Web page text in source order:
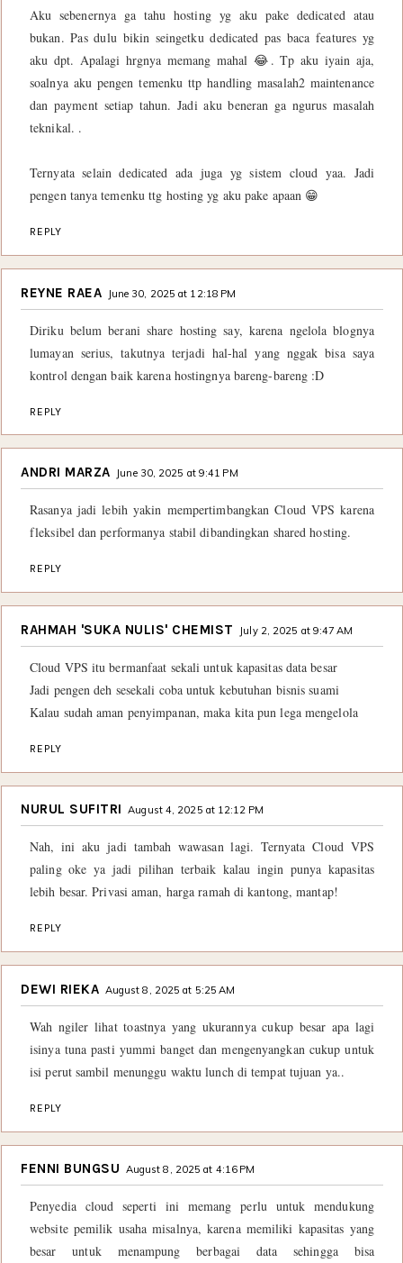
Aku sebenernya ga tahu hosting yg aku pake dedicated atau
bukan. Pas dulu bikin seingetku dedicated pas baca features yg
aku dpt. Apalagi hrgnya memang mahal 😂. Tp aku iyain aja,
soalnya aku pengen temenku ttp handling masalah2 maintenance
dan payment setiap tahun. Jadi aku beneran ga ngurus masalah
teknikal. .
Ternyata selain dedicated ada juga yg sistem cloud yaa. Jadi
pengen tanya temenku ttg hosting yg aku pake apaan 😁
REPLY
REYNE RAEA June 30, 2025 at 12:18 PM
Diriku belum berani share hosting say, karena ngelola blognya
lumayan serius, takutnya terjadi hal-hal yang nggak bisa saya
kontrol dengan baik karena hostingnya bareng-bareng :D
REPLY
ANDRI MARZA June 30, 2025 at 9:41 PM
Rasanya jadi lebih yakin mempertimbangkan Cloud VPS karena
fleksibel dan performanya stabil dibandingkan shared hosting.
REPLY
RAHMAH 'SUKA NULIS' CHEMIST July 2, 2025 at 9:47 AM
Cloud VPS itu bermanfaat sekali untuk kapasitas data besar
Jadi pengen deh sesekali coba untuk kebutuhan bisnis suami
Kalau sudah aman penyimpanan, maka kita pun lega mengelola
REPLY
NURUL SUFITRI August 4, 2025 at 12:12 PM
Nah, ini aku jadi tambah wawasan lagi. Ternyata Cloud VPS
paling oke ya jadi pilihan terbaik kalau ingin punya kapasitas
lebih besar. Privasi aman, harga ramah di kantong, mantap!
REPLY
DEWI RIEKA August 8, 2025 at 5:25 AM
Wah ngiler lihat toastnya yang ukurannya cukup besar apa lagi
isinya tuna pasti yummi banget dan mengenyangkan cukup untuk
isi perut sambil menunggu waktu lunch di tempat tujuan ya..
REPLY
FENNI BUNGSU August 8, 2025 at 4:16 PM
Penyedia cloud seperti ini memang perlu untuk mendukung
website pemilik usaha misalnya, karena memiliki kapasitas yang
besar untuk menampung berbagai data sehingga bisa